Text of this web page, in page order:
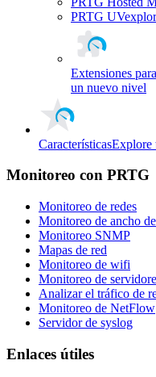
PRTG
Extensiones
un nuevo nivel
CaracterísticasExplore
Monitoreo con PRTG
Monitoreo de redes
Monitoreo de ancho
Monitoreo SNMP
Mapas de red
Monitoreo de wifi
Monitoreo de
Analizar el tráfico de
Monitoreo de NetFlow
Servidor de syslog
Enlaces útiles